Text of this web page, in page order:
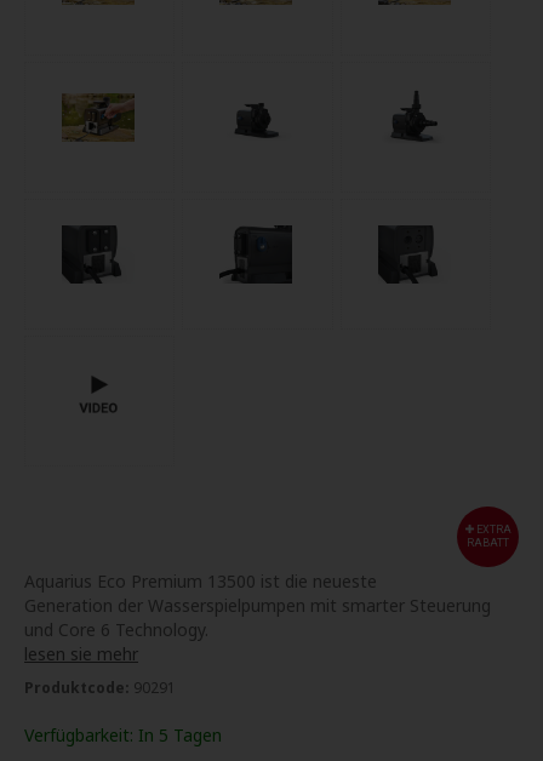
EXTRA
RABATT
Aquarius Eco Premium 13500 ist die neueste
Generation der Wasserspielpumpen mit smarter Steuerung
und Core 6 Technology.
lesen sie mehr
Produktcode: 90291
Verfügbarkeit: In 5 Tagen